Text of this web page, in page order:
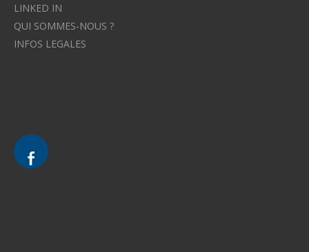
LINKED IN
QUI SOMMES-NOUS ?
INFOS LEGALES